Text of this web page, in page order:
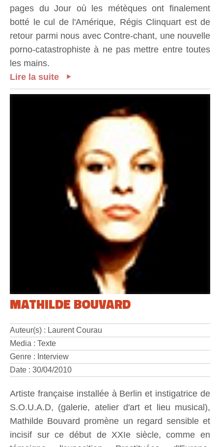
pages du Jour où les métèques ont finalement
botté le cul de l'Amérique, Régis Clinquart est de
retour parmi nous avec Contre-chant, une nouvelle
porno-catastrophiste à ne pas mettre entre toutes
les mains.
Lire la suite
MATHILDE BOUVARD
Auteur(s) : Laurent Courau
Media : Texte
Genre : Interview
Date : 30/04/2010
Artiste française installée à Berlin et instigatrice de
S.O.U.A.D, (galerie, atelier d'art et lieu musical),
Mathilde Bouvard promène un regard sensible et
incisif sur ce début de XXIe siècle, comme en